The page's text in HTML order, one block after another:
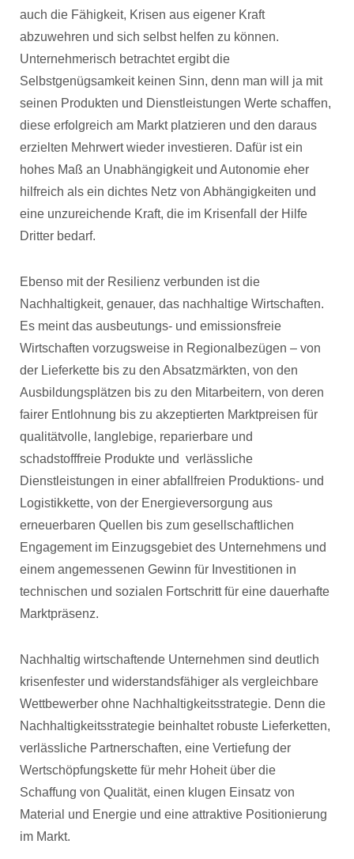
auch die Fähigkeit, Krisen aus eigener Kraft
abzuwehren und sich selbst helfen zu können.
Unternehmerisch betrachtet ergibt die
Selbstgenügsamkeit keinen Sinn, denn man will ja mit
seinen Produkten und Dienstleistungen Werte schaffen,
diese erfolgreich am Markt platzieren und den daraus
erzielten Mehrwert wieder investieren. Dafür ist ein
hohes Maß an Unabhängigkeit und Autonomie eher
hilfreich als ein dichtes Netz von Abhängigkeiten und
eine unzureichende Kraft, die im Krisenfall der Hilfe
Dritter bedarf.
Ebenso mit der Resilienz verbunden ist die
Nachhaltigkeit, genauer, das nachhaltige Wirtschaften.
Es meint das ausbeutungs- und emissionsfreie
Wirtschaften vorzugsweise in Regionalbezügen – von
der Lieferkette bis zu den Absatzmärkten, von den
Ausbildungsplätzen bis zu den Mitarbeitern, von deren
fairer Entlohnung bis zu akzeptierten Marktpreisen für
qualitätvolle, langlebige, reparierbare und
schadstofffreie Produkte und verlässliche
Dienstleistungen in einer abfallfreien Produktions- und
Logistikkette, von der Energieversorgung aus
erneuerbaren Quellen bis zum gesellschaftlichen
Engagement im Einzugsgebiet des Unternehmens und
einem angemessenen Gewinn für Investitionen in
technischen und sozialen Fortschritt für eine dauerhafte
Marktpräsenz.
Nachhaltig wirtschaftende Unternehmen sind deutlich
krisenfester und widerstandsfähiger als vergleichbare
Wettbewerber ohne Nachhaltigkeitsstrategie. Denn die
Nachhaltigkeitsstrategie beinhaltet robuste Lieferketten,
verlässliche Partnerschaften, eine Vertiefung der
Wertschöpfungskette für mehr Hoheit über die
Schaffung von Qualität, einen klugen Einsatz von
Material und Energie und eine attraktive Positionierung
im Markt.